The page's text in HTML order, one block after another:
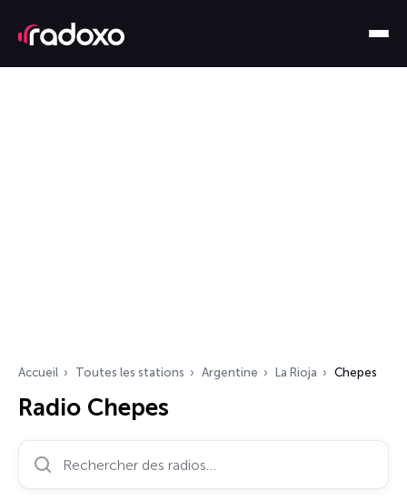
Accueil Toutes les stations Argentine La Rioja Chepes
Radio Chepes
Rechercher des radios…